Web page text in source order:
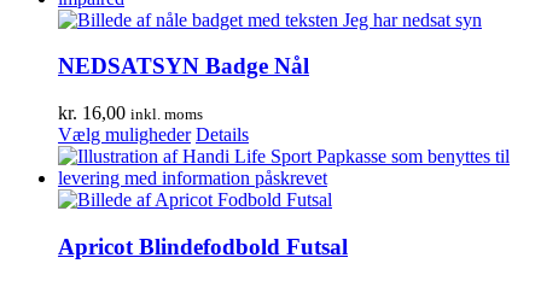
NEDSATSYN Badge Nål
kr. 16,00 inkl. moms
Vælg muligheder Dette
vare
har
flere
Mulighederne
kan
Details
Apricot Blindefodbold Futsal